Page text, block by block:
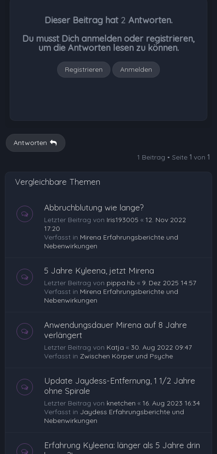
Dieser Beitrag hat 2 Antworten.
Du musst Dich anmelden oder registrieren,
um die Antworten lesen zu können.
Registrieren Anmelden
Antworten
1 Beitrag • Seite 1 von 1
Vergleichbare Themen
Abbruchblutung wie lange?
Letzter Beitrag von Iris193005 « 12. Nov 2022
17:20
Verfasst in Mirena Erfahrungsberichte und
Nebenwirkungen
5 Jahre Kyleena, jetzt Mirena
Letzter Beitrag von pippa.hb « 9. Dez 2025 14:57
Verfasst in Mirena Erfahrungsberichte und
Nebenwirkungen
Anwendungsdauer Mirena auf 8 Jahre
verlängert
Letzter Beitrag von Katja « 30. Aug 2022 09:47
Verfasst in Zwischen Körper und Psyche
Update Jaydess-Entfernung, 1 1/2 Jahre
ohne Spirale
Letzter Beitrag von knetchen « 16. Aug 2023 16:34
Verfasst in Jaydess Erfahrungsberichte und
Nebenwirkungen
Erfahrung Kyleena: länger als 5 Jahre drin